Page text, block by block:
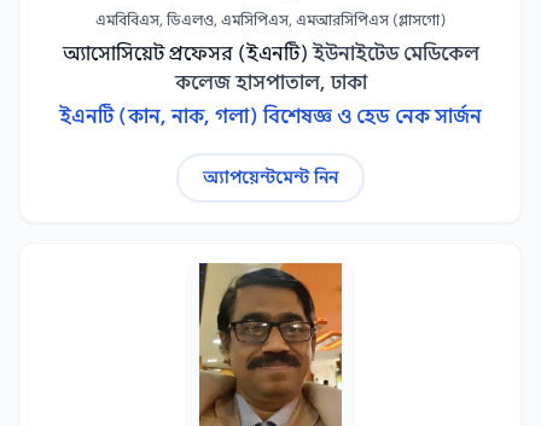
এমবিবিএস, ডিএলও, এমসিপিএস, এমআরসিপিএস (গ্লাসগো)
অ্যাসোসিয়েট প্রফেসর (ইএনটি) ইউনাইটেড মেডিকেল
কলেজ হাসপাতাল, ঢাকা
ইএনটি (কান, নাক, গলা) বিশেষজ্ঞ ও হেড নেক সার্জন
অ্যাপয়েন্টমেন্ট নিন